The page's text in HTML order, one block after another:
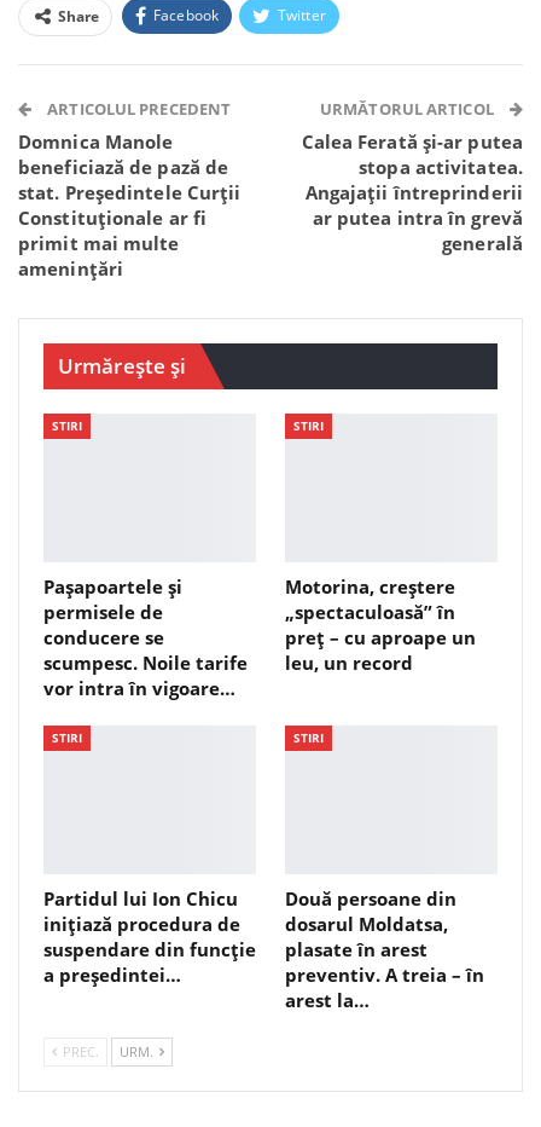
Share Facebook Twitter
Telegram WhatsApp Viber
ARTICOLUL PRECEDENT
Domnica Manole
beneficiază de pază de
stat. Președintele Curții
Constituționale ar fi
primit mai multe
amenințări
URMĂTORUL ARTICOL
Calea Ferată și-ar putea
stopa activitatea.
Angajații întreprinderii
ar putea intra în grevă
generală
Urmărește și
STIRI
Pașapoartele și
permisele de
conducere se
scumpesc. Noile tarife
vor intra în vigoare…
STIRI
Motorina, creștere
„spectaculoasă” în
preț – cu aproape un
leu, un record
STIRI
Partidul lui Ion Chicu
inițiază procedura de
suspendare din funcție
a președintei…
STIRI
Două persoane din
dosarul Moldatsa,
plasate în arest
preventiv. A treia – în
arest la…
PREC. URM.